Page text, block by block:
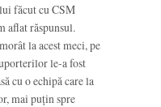
făcut cu CSM
aflat răspunsul.
la acest meci, pe
le-a fost
cu o echipă care la
mai puțin spre